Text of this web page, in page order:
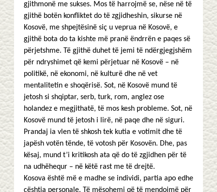
gjithmonë me sukses. Mos të harrojmë se, nëse në të
gjithë botën konfliktet do të zgjidheshin, sikurse në
Kosovë, me shpejtësinë siç u veprua në Kosovë, e
gjithë bota do ta kishte më pranë ëndrrën e paqes së
përjetshme. Të gjithë duhet të jemi të ndërgjegjshëm
për ndryshimet që kemi përjetuar në Kosovë – në
politikë, në ekonomi, në kulturë dhe në vet
mentalitetin e shoqërisë. Sot, në Kosovë mund të
jetosh si shqiptar, serb, turk, rom, anglez ose
holandez e megjithatë, të mos kesh probleme. Sot, në
Kosovë mund të jetosh i lirë, në paqe dhe në siguri.
Prandaj ia vlen të shkosh tek kutia e votimit dhe të
japësh votën tënde, të votosh për Kosovën. Dhe, pas
kësaj, mund t’i kritikosh ata që do të zgjidhen për të
na udhëhequr – në këtë rast me të drejtë.
Kosova është më e madhe se individi, partia apo edhe
çështja personale. Të mësohemi që të mendojmë për